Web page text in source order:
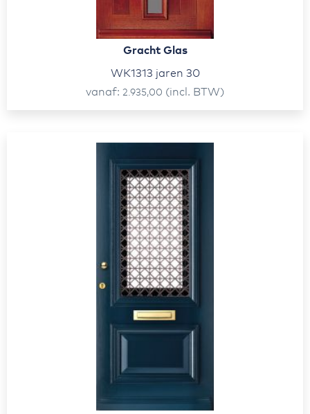
Gracht Glas
WK1313 jaren 30
vanaf
2.935,00 (incl. BTW)